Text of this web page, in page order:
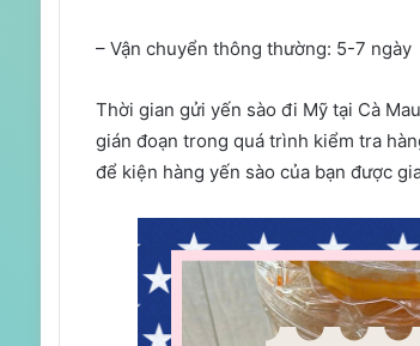
– Vận chuyển thông thường: 5-7 ngày
Thời gian gửi yến sào đi Mỹ tại Cà
gián đoạn trong quá trình kiểm tra
để kiện hàng yến sào của bạn được